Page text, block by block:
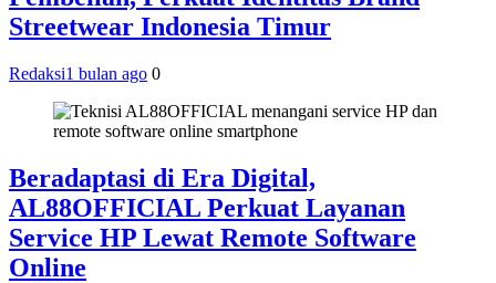
Streetwear Indonesia Timur
Redaksi1 bulan ago 0
Beradaptasi di Era Digital,
AL88OFFICIAL Perkuat Layanan
Service HP Lewat Remote Software
Online